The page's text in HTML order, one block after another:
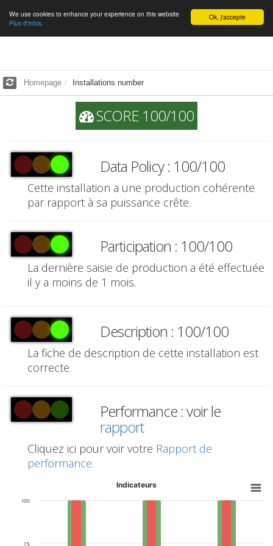
English Ok, j'accepte
We use cookies to enhance your experience on this website
Plus d'infos.
Homepage Installations number
SCORE 100/100
Data Policy : 100/100
Cette installation a une production cohérente
par rapport à sa puissance crête.
Participation : 100/100
La dernière saisie de production a été effectuée
il y a moins de 1 mois.
Description : 100/100
La fiche de description de cette installation est
correcte.
Performance : voir le
rapport
Cliquez ici pour voir votre Rapport de
performance.
Indicateurs
75
100